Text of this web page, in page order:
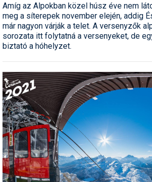
Amíg az Alpokban közel húsz éve nem
meg a síterepek november elején, addig
már nagyon várják a telet. A versenyzők
sorozata itt folytatná a versenyeket, de
biztató a hóhelyzet.